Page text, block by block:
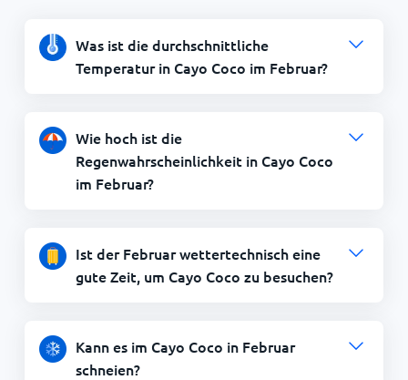
Was ist die durchschnittliche
Temperatur in Cayo Coco im Februar?
Wie hoch ist die
Regenwahrscheinlichkeit in Cayo Coco
im Februar?
Ist der Februar wettertechnisch eine
gute Zeit, um Cayo Coco zu besuchen?
Kann es im Cayo Coco in Februar
schneien?